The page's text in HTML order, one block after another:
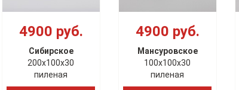
4900 руб.
Сибирское
200х100х30
пиленая
4900 руб.
Мансуровское
100х100х30
пиленая